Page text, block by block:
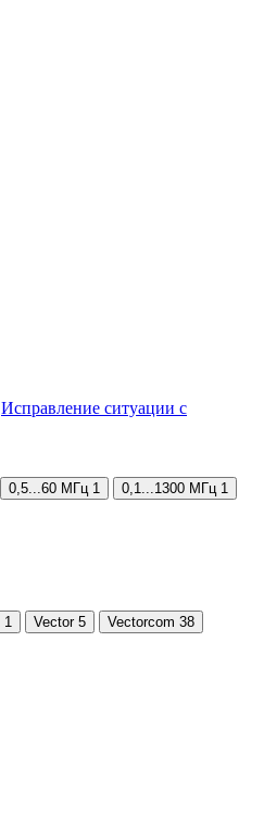
Исправление ситуации с
0,5...60 МГц 1 0,1...1300 МГц 1
1 Vector 5 Vectorcom 38